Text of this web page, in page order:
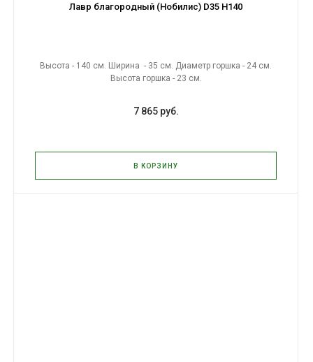
Лавр благородный (Нобилис) D35 H140
Высота - 140 см. Ширина - 35 см. Диаметр горшка - 24 см.
Высота горшка - 23 см.
7 865 руб.
В КОРЗИНУ